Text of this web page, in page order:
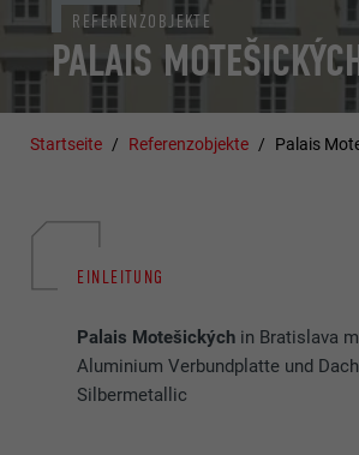
PALAIS
REFERENZOBJEKTE
Startseite Referenzobjekte Palais
EINLEITUNG
Palais Motešických in Bratislava
Aluminium Verbundplatte und
Silbermetallic